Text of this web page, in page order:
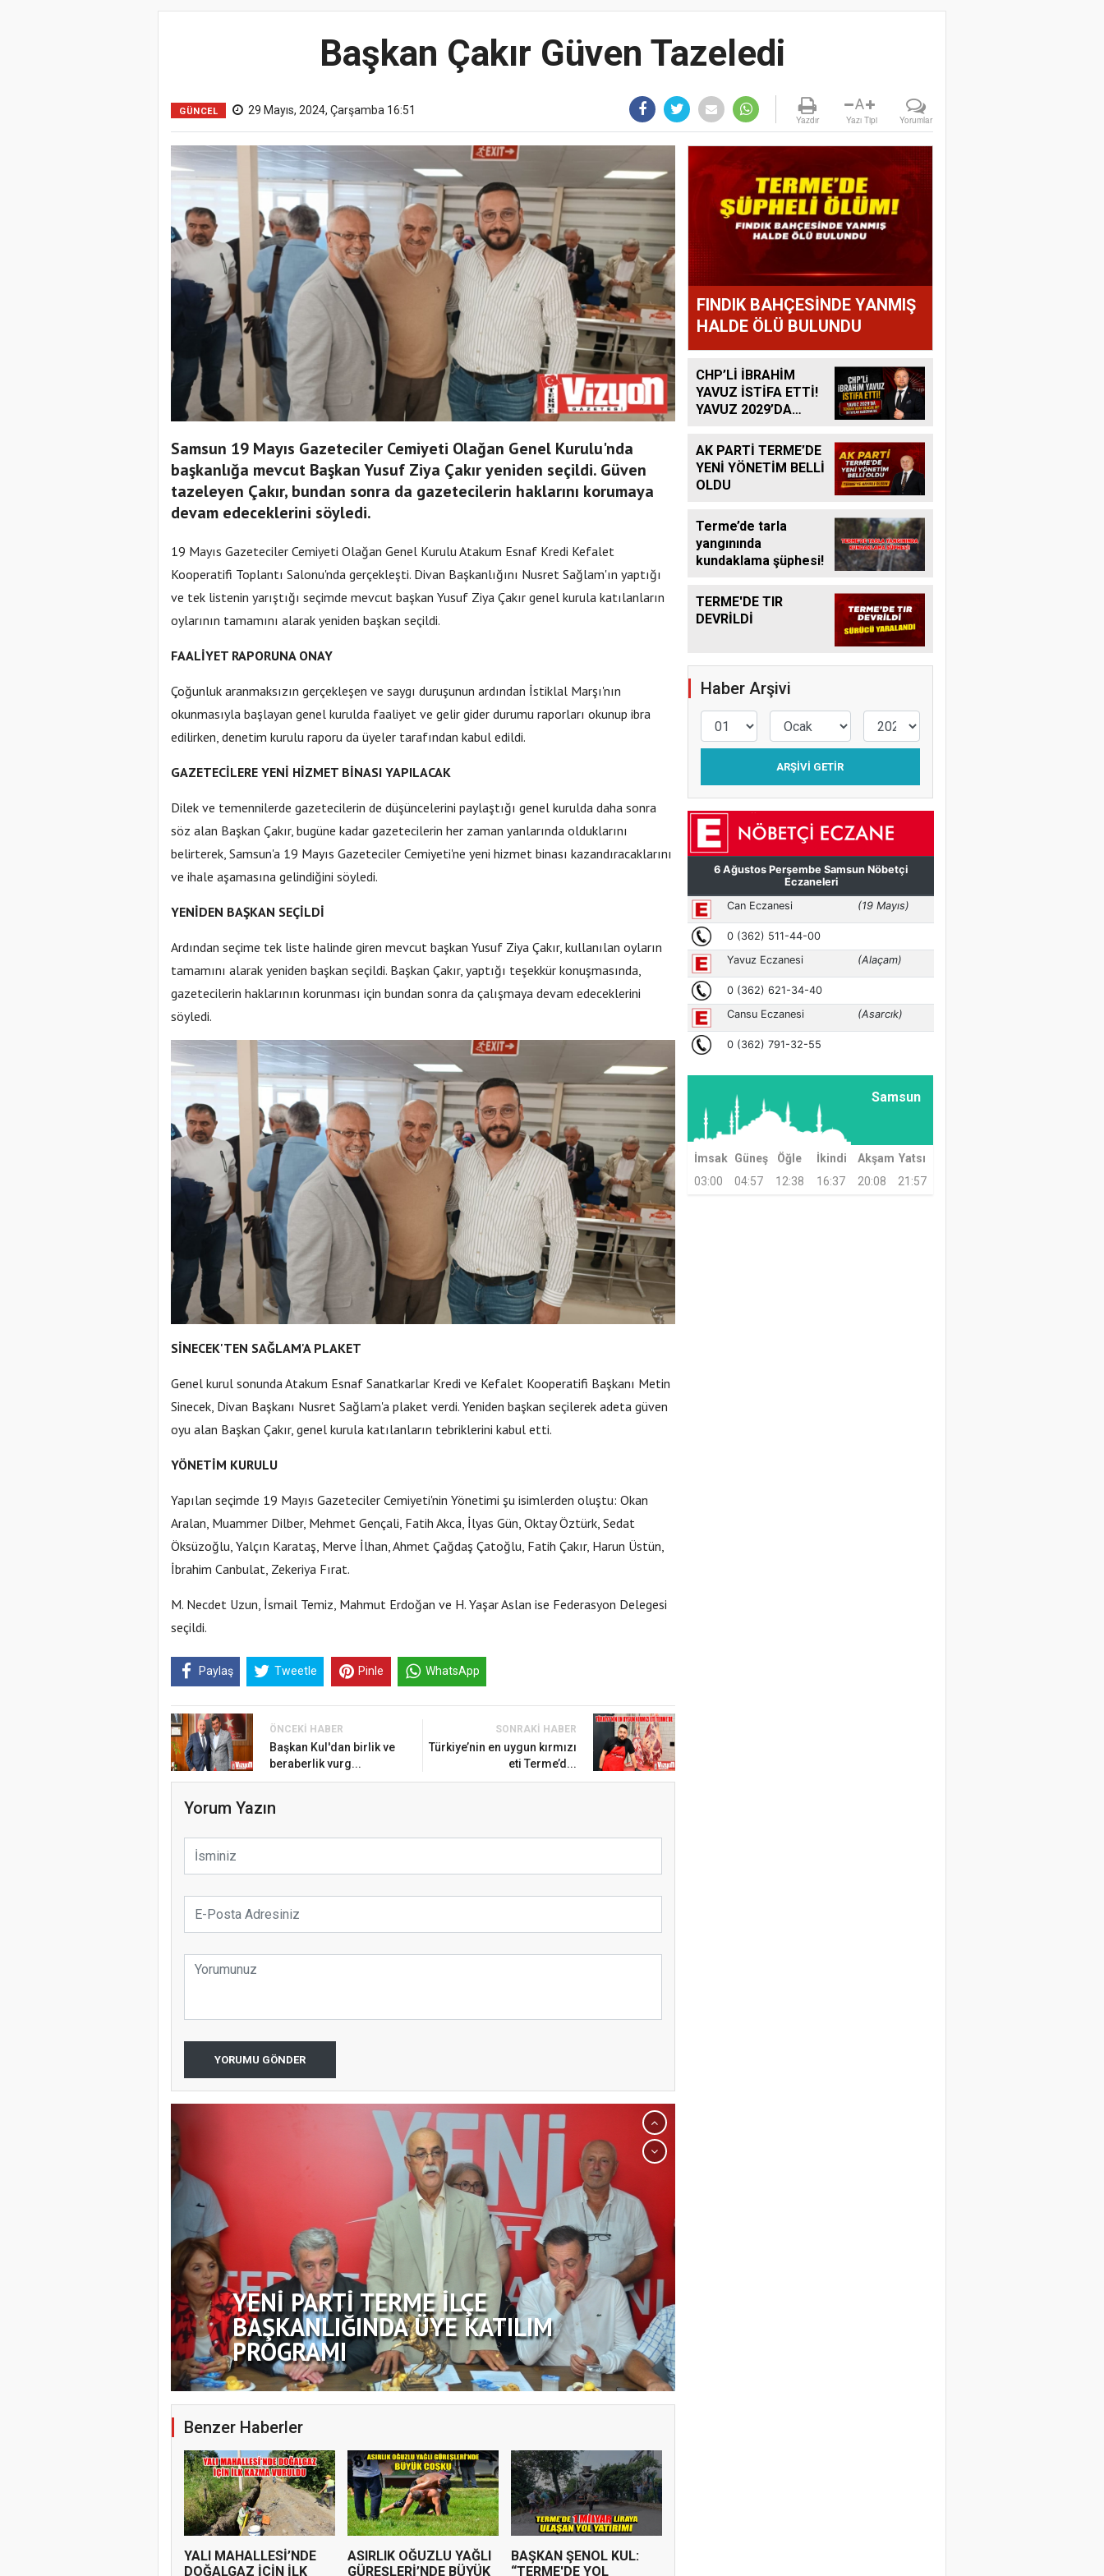
Başkan Çakır Güven Tazeledi
GÜNCEL 29 Mayıs, 2024, Çarşamba 16:51
Yazdır
A
Yazı Tipi Yorumlar
Samsun 19 Mayıs Gazeteciler Cemiyeti Olağan Genel Kurulu'nda
başkanlığa mevcut Başkan Yusuf Ziya Çakır yeniden seçildi. Güven
tazeleyen Çakır, bundan sonra da gazetecilerin haklarını korumaya
devam edeceklerini söyledi.
19 Mayıs Gazeteciler Cemiyeti Olağan Genel Kurulu Atakum Esnaf Kredi Kefalet
Kooperatifi Toplantı Salonu'nda gerçekleşti. Divan Başkanlığını Nusret Sağlam'ın yaptığı
ve tek listenin yarıştığı seçimde mevcut başkan Yusuf Ziya Çakır genel kurula katılanların
oylarının tamamını alarak yeniden başkan seçildi.
FAALİYET RAPORUNA ONAY
Çoğunluk aranmaksızın gerçekleşen ve saygı duruşunun ardından İstiklal Marşı'nın
okunmasıyla başlayan genel kurulda faaliyet ve gelir gider durumu raporları okunup ibra
edilirken, denetim kurulu raporu da üyeler tarafından kabul edildi.
GAZETECİLERE YENİ HİZMET BİNASI YAPILACAK
Dilek ve temennilerde gazetecilerin de düşüncelerini paylaştığı genel kurulda daha sonra
söz alan Başkan Çakır, bugüne kadar gazetecilerin her zaman yanlarında olduklarını
belirterek, Samsun'a 19 Mayıs Gazeteciler Cemiyeti'ne yeni hizmet binası kazandıracaklarını
ve ihale aşamasına gelindiğini söyledi.
YENİDEN BAŞKAN SEÇİLDİ
Ardından seçime tek liste halinde giren mevcut başkan Yusuf Ziya Çakır, kullanılan oyların
tamamını alarak yeniden başkan seçildi. Başkan Çakır, yaptığı teşekkür konuşmasında,
gazetecilerin haklarının korunması için bundan sonra da çalışmaya devam edeceklerini
söyledi.
SİNECEK'TEN SAĞLAM'A PLAKET
Genel kurul sonunda Atakum Esnaf Sanatkarlar Kredi ve Kefalet Kooperatifi Başkanı Metin
Sinecek, Divan Başkanı Nusret Sağlam'a plaket verdi. Yeniden başkan seçilerek adeta güven
oyu alan Başkan Çakır, genel kurula katılanların tebriklerini kabul etti.
YÖNETİM KURULU
Yapılan seçimde 19 Mayıs Gazeteciler Cemiyeti'nin Yönetimi şu isimlerden oluştu: Okan
Aralan, Muammer Dilber, Mehmet Gençali, Fatih Akca, İlyas Gün, Oktay Öztürk, Sedat
Öksüzoğlu, Yalçın Karataş, Merve İlhan, Ahmet Çağdaş Çatoğlu, Fatih Çakır, Harun Üstün,
İbrahim Canbulat, Zekeriya Fırat.
M. Necdet Uzun, İsmail Temiz, Mahmut Erdoğan ve H. Yaşar Aslan ise Federasyon Delegesi
seçildi.
Paylaş Tweetle Pinle WhatsApp
ÖNCEKI HABER
Başkan Kul'dan birlik ve
beraberlik vurg...
SONRAKI HABER
Türkiye’nin en uygun kırmızı
eti Terme’d...
Yorum Yazın
YORUMU GÖNDER
YENİ PARTİ TERME İLÇE
BAŞKANLIĞINDA ÜYE KATILIM
PROGRAMI
Benzer Haberler
YALI MAHALLESİ’NDE
DOĞALGAZ İÇİN İLK
ASIRLIK OĞUZLU YAĞLI
GÜREŞLERİ’NDE BÜYÜK
BAŞKAN ŞENOL KUL:
“TERME'DE YOL
FINDIK BAHÇESİNDE YANMIŞ
HALDE ÖLÜ BULUNDU
CHP’Lİ İBRAHİM
YAVUZ İSTİFA ETTİ!
YAVUZ 2029’DA
OLACAK MI?
AK PARTİ TERME’DE
YENİ YÖNETİM BELLİ
OLDU
Terme’de tarla
yangınında
kundaklama şüphesi!
TERME'DE TIR
DEVRİLDİ
Haber Arşivi
ARŞIVI GETIR
Samsun
İmsak Güneş Öğle İkindi Akşam Yatsı
03:00
04:57 12:38 16:37 20:08 21:57